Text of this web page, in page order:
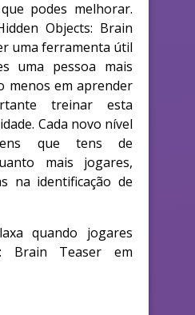
podes melhorar.
Objects: Brain
uma ferramenta útil
uma pessoa mais
menos em aprender
treinar esta
Cada novo nível
que tens de
mais jogares,
na identificação de
quando jogares
Brain Teaser em